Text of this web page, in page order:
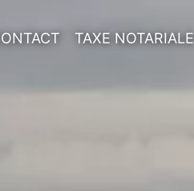
TAXE NOTARIALE